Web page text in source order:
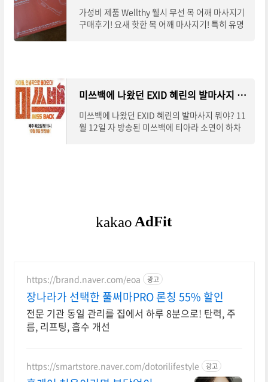
가성비 제품 Wellthy 웰시 무선 목 어깨 마사지기
구매후기! 요새 핫한 목 어깨 마사지기! 특히 유명
미쓰백에 나왔던 EXID 혜린의 발마사지 뭐야?
미쓰백에 나왔던 EXID 혜린의 발마사지 뭐야? 11
월 12일 자 방송된 미쓰백에 티아라 소연이 하차
https://brand.naver.com/eoa 광고
장나라가 선택한 풀써마PRO 론칭 55% 할인
전문 기관 동일 관리를 집에서 하루 8분으로! 탄력, 주
름, 리프팅, 흡수 개선
https://smartstore.naver.com/dotorilifestyle 광고